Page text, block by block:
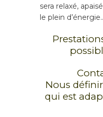
sera relaxé,
le plein
Nous
qui est